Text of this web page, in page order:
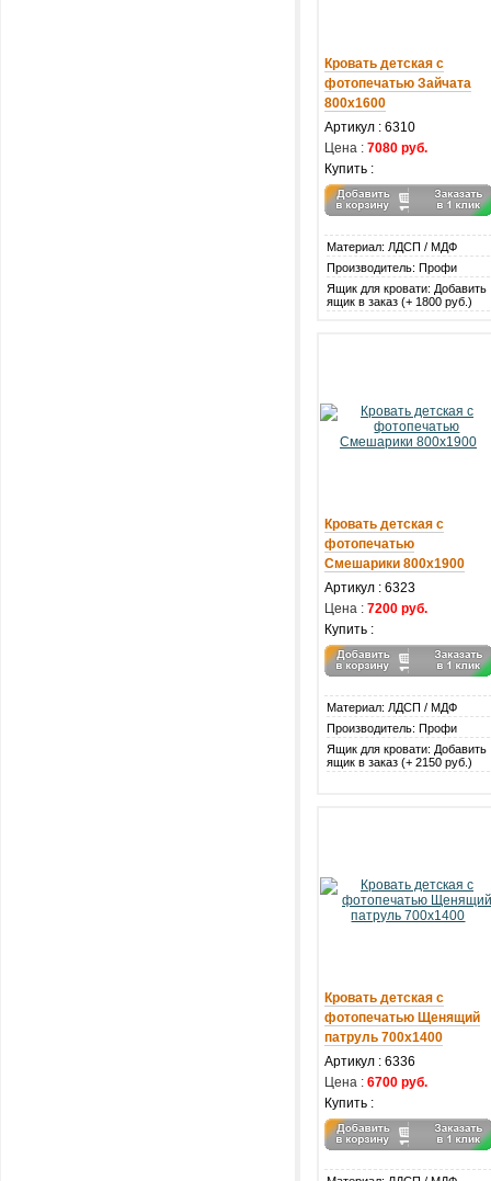
Кровать детская с
фотопечатью Зайчата
800х1600
Артикул : 6310
Цена : 7080 руб.
Купить :
Материал: ЛДСП / МДФ
Производитель: Профи
Ящик для кровати: Добавить
ящик в заказ (+ 1800 руб.)
Кровать детская с
фотопечатью
Смешарики 800х1900
Артикул : 6323
Цена : 7200 руб.
Купить :
Материал: ЛДСП / МДФ
Производитель: Профи
Ящик для кровати: Добавить
ящик в заказ (+ 2150 руб.)
Кровать детская с
фотопечатью Щенящий
патруль 700х1400
Артикул : 6336
Цена : 6700 руб.
Купить :